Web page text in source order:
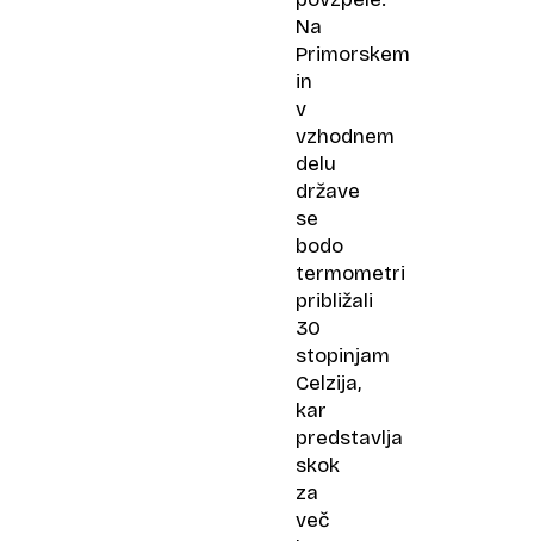
Na
Primorskem
in
v
vzhodnem
delu
države
se
bodo
termometri
približali
30
stopinjam
Celzija,
kar
predstavlja
skok
za
več